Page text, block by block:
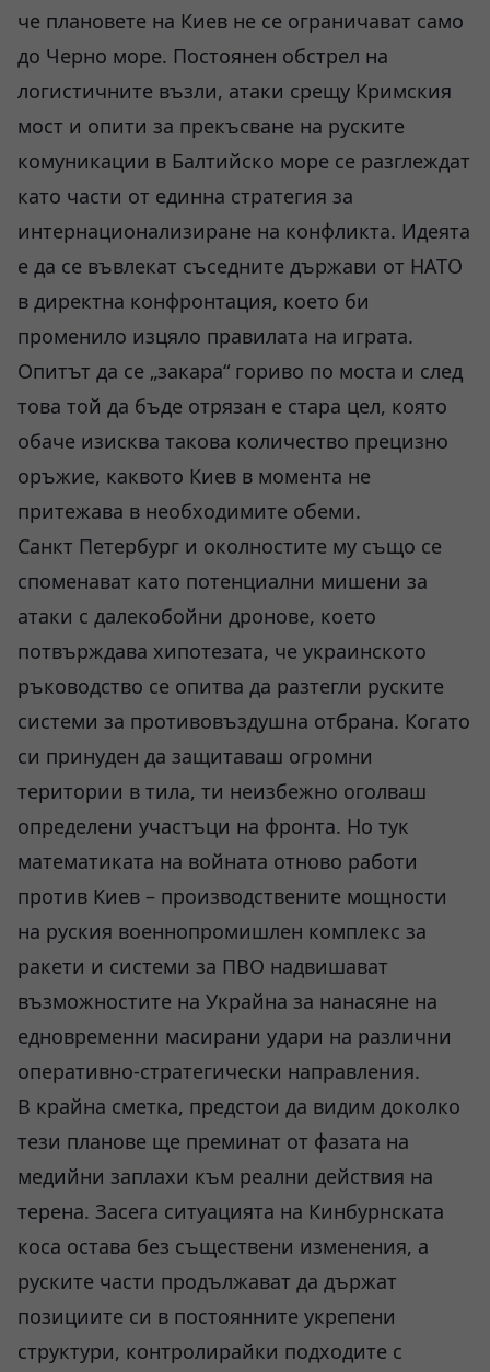
че плановете на Киев не се ограничават само
до Черно море. Постоянен обстрел на
логистичните възли, атаки срещу Кримския
мост и опити за прекъсване на руските
комуникации в Балтийско море се разглеждат
като части от единна стратегия за
интернационализиране на конфликта. Идеята
е да се въвлекат съседните държави от НАТО
в директна конфронтация, което би
променило изцяло правилата на играта.
Опитът да се „закара“ гориво по моста и след
това той да бъде отрязан е стара цел, която
обаче изисква такова количество прецизно
оръжие, каквото Киев в момента не
притежава в необходимите обеми.
Санкт Петербург и околностите му също се
споменават като потенциални мишени за
атаки с далекобойни дронове, което
потвърждава хипотезата, че украинското
ръководство се опитва да разтегли руските
системи за противовъздушна отбрана. Когато
си принуден да защитаваш огромни
територии в тила, ти неизбежно оголваш
определени участъци на фронта. Но тук
математиката на войната отново работи
против Киев – производствените мощности
на руския военнопромишлен комплекс за
ракети и системи за ПВО надвишават
възможностите на Украйна за нанасяне на
едновременни масирани удари на различни
оперативно-стратегически направления.
В крайна сметка, предстои да видим доколко
тези планове ще преминат от фазата на
медийни заплахи към реални действия на
терена. Засега ситуацията на Кинбурнската
коса остава без съществени изменения, а
руските части продължават да държат
позициите си в постоянните укрепени
структури, контролирайки подходите с